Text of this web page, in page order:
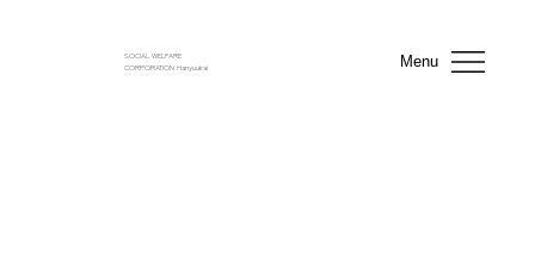
SOCIAL WELFARE
CORPORATION Hanyuukai
Menu